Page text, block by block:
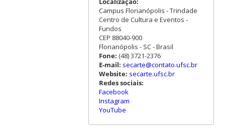
Campus Florianópolis - Trindade
Centro de Cultura e Eventos -
Fundos
CEP 88040-900
Florianópolis - SC - Brasil
Fone: (48) 3721-2376
E-mail: secarte@contato.ufsc.br
Website: secarte.ufsc.br
Redes sociais:
Facebook
Instagram
YouTube